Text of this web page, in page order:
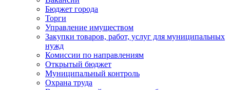
Бюджет города
Торги
Управление имуществом
Закупки товаров, работ, услуг для муниципальных
нужд
Комиссии по направлениям
Открытый бюджет
Муниципальный контроль
Охрана труда